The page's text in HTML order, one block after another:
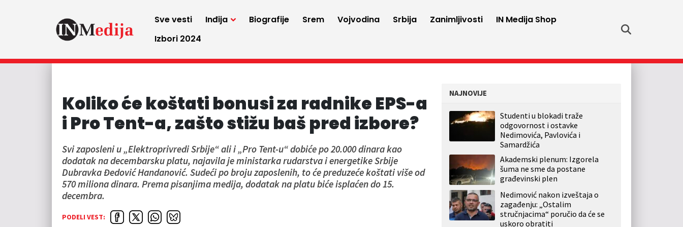
Sve vesti Inđija Biografije Srem Vojvodina Srbija Zanimljivosti
IN Medija Shop
Izbori 2024
Koliko će koštati bonusi za radnike EPS-a
i Pro Tent-a, zašto stižu baš pred izbore?
Svi zaposleni u „Elektroprivredi Srbije“ ali i „Pro Tent-u“ dobiće po 20.000 dinara kao
dodatak na decembarsku platu, najavila je ministarka rudarstva i energetike Srbije
Dubravka Đedović Handanović. Sudeći po broju zaposlenih, to će preduzeće koštati više od
570 miliona dinara. Prema pisanjima medija, dodatak na platu biće isplaćen do 15.
decembra.
PODELI VEST:
NAJNOVIJE
Studenti u blokadi traže
odgovornost i ostavke
Nedimovića, Pavlovića i
Samardžića
Akademski plenum: Izgorela
šuma ne sme da postane
građevinski plen
Nedimović nakon izveštaja o
zagađenju: „Ostalim
stručnjacima“ poručio da će se
uskoro obratiti